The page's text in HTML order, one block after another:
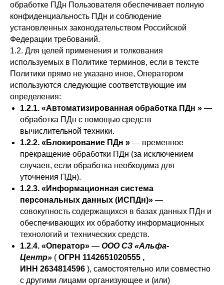
обработке ПДн Пользователя обеспечивает полную
конфиденциальность ПДн и соблюдение
установленных законодательством Российской
Федерации требований.
1.2. Для целей применения и толкования
используемых в Политике терминов, если в тексте
Политики прямо не указано иное, Оператором
используются следующие соответствующие им
определения:
1.2.1. «Автоматизированная обработка ПДн » —
обработка ПДн с помощью средств
вычислительной техники.
1.2.2. «Блокирование ПДн » — временное
прекращение обработки ПДн (за исключением
случаев, если обработка необходима для
уточнения ПДн).
1.2.3. «Информационная система
персональных данных (ИСПДн)» —
совокупность содержащихся в базах данных ПДн и
обеспечивающих их обработку информационных
технологий и технических средств.
1.2.4. «Оператор» — ООО СЗ «Альфа-
Центр» ( ОГРН 1142651020555 ,
ИНН 2634814596 ), самостоятельно или совместно
с другими лицами организующее и (или)